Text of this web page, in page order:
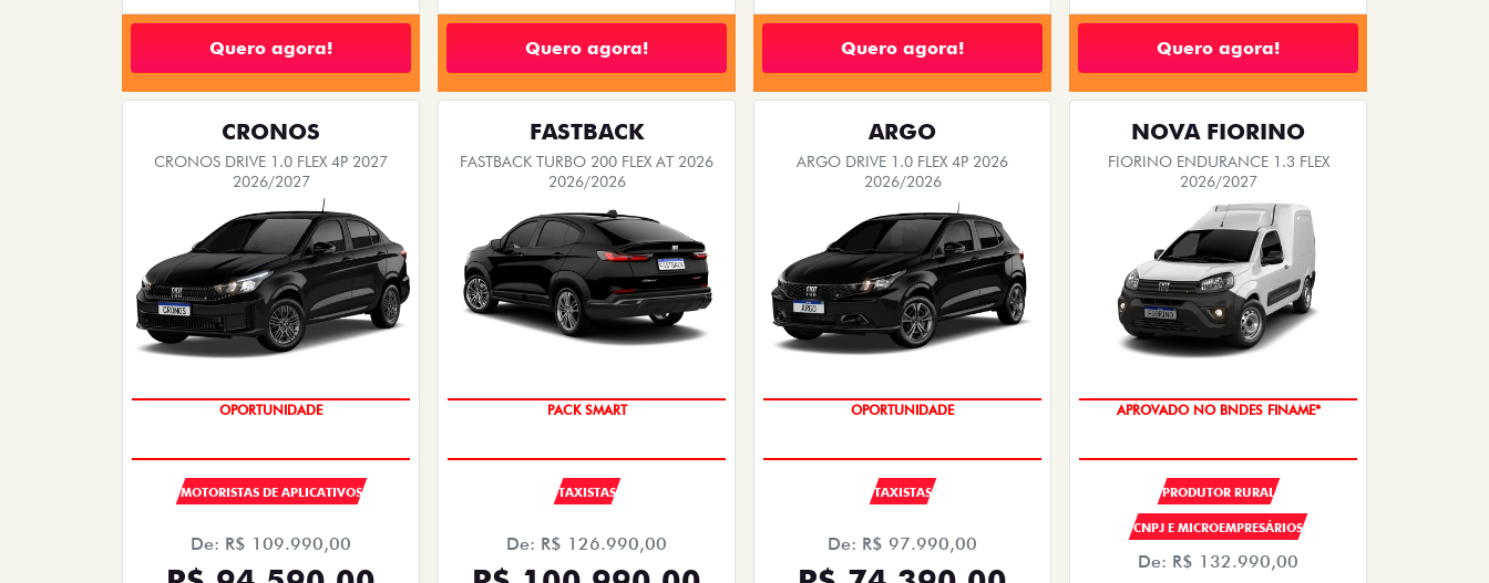
Quero agora! Quero agora! Quero agora! Quero agora!
CRONOS
CRONOS DRIVE 1.0 FLEX 4P 2027
2026/2027
OPORTUNIDADE
MOTORISTAS DE APLICATIVOS
De: R$ 109.990,00
FASTBACK
FASTBACK TURBO 200 FLEX AT 2026
2026/2026
PACK SMART
TAXISTAS
De: R$ 126.990,00
ARGO
ARGO DRIVE 1.0 FLEX 4P 2026
2026/2026
OPORTUNIDADE
TAXISTAS
De: R$ 97.990,00
NOVA FIORINO
FIORINO ENDURANCE 1.3 FLEX
2026/2027
APROVADO NO BNDES FINAME*
PRODUTOR RURAL
CNPJ E MICROEMPRESÁRIOS
De: R$ 132.990,00